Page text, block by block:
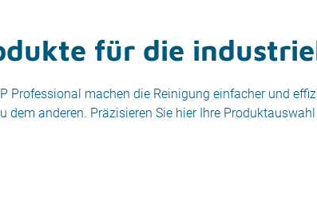
für die
Professional machen die Reinigung einfacher und
anderen. Präzisieren Sie hier Ihre